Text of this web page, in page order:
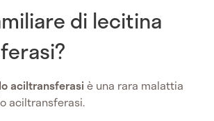
di lecitina
aciltransferasiè una rara malattia
aciltransferasi.